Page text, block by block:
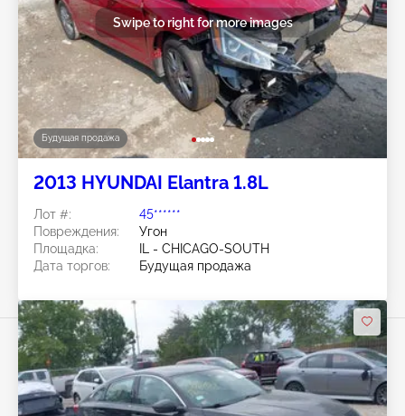
Будущая продажа
Swipe to right for more images
2013 HYUNDAI Elantra 1.8L
Лот #:
45******
Повреждения:
Угон
Площадка:
IL - CHICAGO-SOUTH
Дата торгов:
Будущая продажа